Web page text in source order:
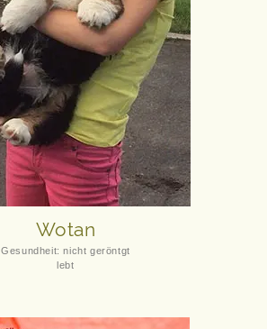
Wotan
Gesundheit: nicht geröntgt
lebt